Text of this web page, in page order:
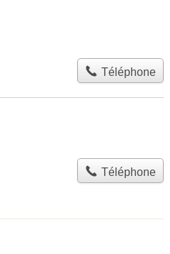
Téléphone
Téléphone